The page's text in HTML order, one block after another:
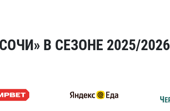
В СЕЗОНЕ 2025/2026